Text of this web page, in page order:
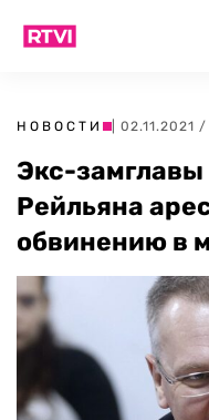
НОВОСТИ | 02.11.2021 /
Экс-
Рейльяна
обвинению в